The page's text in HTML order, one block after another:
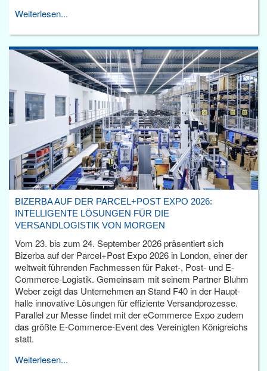
Weiterlesen...
BIZERBA AUF DER PARCEL+POST EXPO 2026:
INTELLIGENTE LÖSUNGEN FÜR DIE
VERSANDLOGISTIK VON MORGEN
Vom 23. bis zum 24. September 2026 präsentiert sich
Bizerba auf der Parcel+Post Expo 2026 in London, einer der
weltweit führenden Fachmessen für Paket-, Post- und E-
Commerce-Logistik. Gemeinsam mit seinem Partner Bluhm
Weber zeigt das Unternehmen an Stand F40 in der Haupt­
halle innovative Lösungen für effiziente Versandprozesse.
Parallel zur Messe findet mit der eCommerce Expo zudem
das größte E-Commerce-Event des Vereinigten Königreichs
statt.
Weiterlesen...